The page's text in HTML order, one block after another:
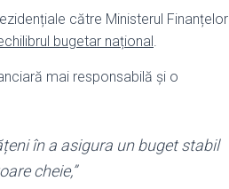
către Ministerul Finanțelor
bugetar național.
mai responsabilă și o
în a asigura un buget stabil
cheie,”